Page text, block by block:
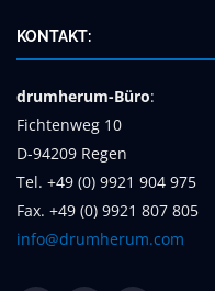
KONTAKT:
drumherum-Büro:
Fichtenweg 10
D-94209 Regen
Tel. +49 (0) 9921 904 975
Fax. +49 (0) 9921 807 805
info@drumherum.com